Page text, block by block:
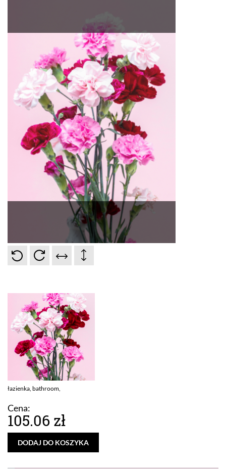
łazienka, bathroom,
Cena:
105.06 zł
DODAJ DO KOSZYKA